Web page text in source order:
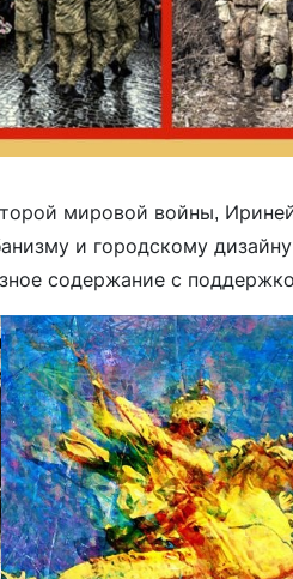
мировой войны,
и городскому
содержание с